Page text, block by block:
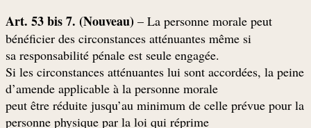
Art. 53 bis 7. (Nouveau) – La personne morale peut
bénéficier des circonstances atténuantes même si
.sa responsabilité pénale est seule engagée
Si les circonstances atténuantes lui sont accordées, la peine
d’amende applicable à la personne morale
peut être réduite jusqu’au minimum de celle prévue pour la
personne physique par la loi qui réprime